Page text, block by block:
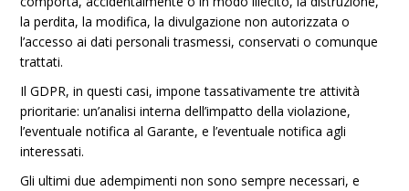
la perdita, la modifica, la divulgazione non autorizzata o
l’accesso ai dati personali trasmessi, conservati o comunque
trattati.
Il GDPR, in questi casi, impone tassativamente tre attività
prioritarie: un’analisi interna dell’impatto della violazione,
l’eventuale notifica al Garante, e l’eventuale notifica agli
interessati.
Gli ultimi due adempimenti non sono sempre necessari, e